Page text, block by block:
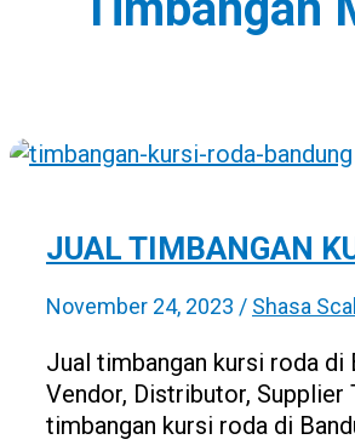
JUAL TIMBANGAN
November 24, 2023 / Shasa
Jual timbangan kursi roda
Vendor, Distributor, Supplier
timbangan kursi roda di